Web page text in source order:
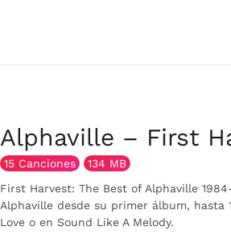
Alphaville – First
15 Canciones
134 MB
First Harvest: The Best of Alphaville
Alphaville desde su primer álbum, hasta
Love o en Sound Like A Melody.